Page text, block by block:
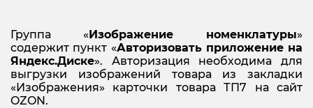
Группа «Изображение номенклатуры»
содержит пункт «Авторизовать приложение на
Яндекс.Диске». Авторизация необходима для
выгрузки изображений товара из закладки
«Изображения» карточки товара ТП7 на сайт
OZON.